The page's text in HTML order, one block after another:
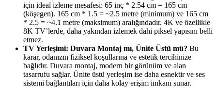
için ideal izleme mesafesi: 65 inç * 2.54 cm = 165 cm
(köşegen). 165 cm * 1.5 = ~2.5 metre (minimum) ve 165 cm
* 2.5 = ~4.1 metre (maksimum) aralığındadır. 4K ve özellikle
8K TV’lerde, daha yakından izlemek dahi piksel yapısını belli
etmez.
TV Yerleşimi: Duvara Montaj mı, Ünite Üstü mü? Bu
karar, odanızın fiziksel koşullarına ve estetik tercihinize
bağlıdır. Duvara montaj, modern bir görünüm ve alan
tasarrufu sağlar. Ünite üstü yerleşim ise daha esnektir ve ses
sistemi bağlantıları için daha kolay erişim imkanı sunar.